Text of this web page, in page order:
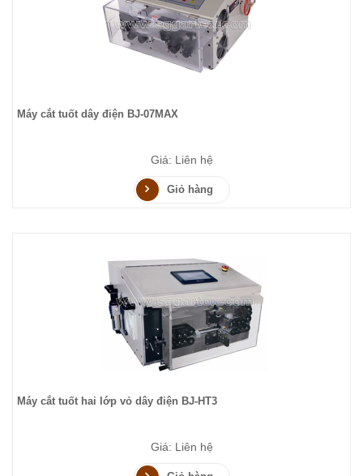
Máy cắt tuốt dây điện BJ-07MAX
Giá: Liên hệ
Giỏ hàng
Máy cắt tuốt hai lớp vỏ dây điện BJ-HT3
Giá: Liên hệ